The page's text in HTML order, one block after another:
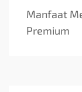
Manfaat
Premium